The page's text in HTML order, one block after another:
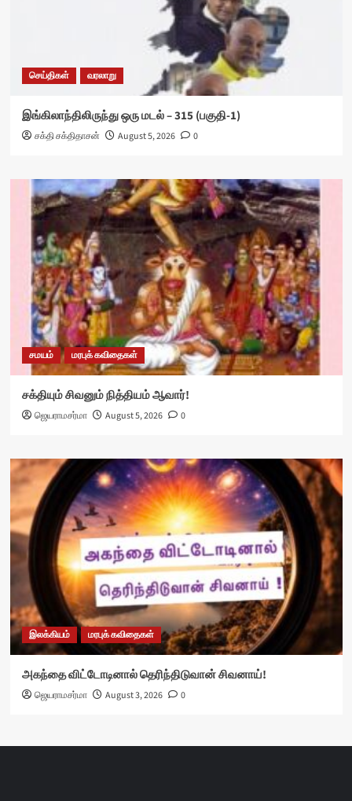
செய்திகள் வரலாறு
இங்கிலாந்திலிருந்து ஒரு மடல் – 315 (பகுதி-1)
சக்தி சக்திதாசன் August 5, 2026 0
சமயம் மரபுக் கவிதைகள்
சக்தியும் சிவனும் நித்தியம் ஆவார்!
ஜெயராமசர்மா August 5, 2026 0
இலக்கியம் மரபுக் கவிதைகள்
அகந்தை விட்டோடினால் தெரிந்திடுவான் சிவனாய்!
ஜெயராமசர்மா August 3, 2026 0